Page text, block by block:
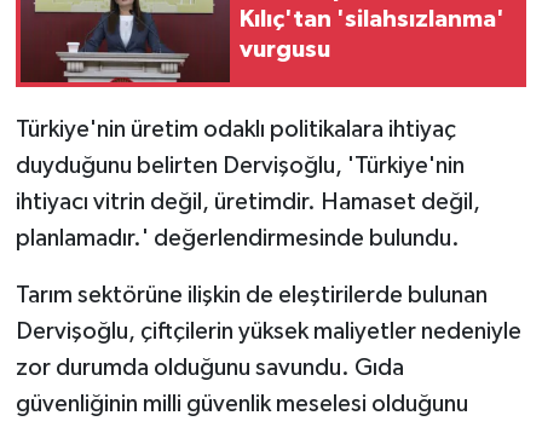
Kılıç'tan 'silahsızlanma'
vurgusu
Türkiye'nin üretim odaklı politikalara ihtiyaç
duyduğunu belirten Dervişoğlu, 'Türkiye'nin
ihtiyacı vitrin değil, üretimdir. Hamaset değil,
planlamadır.' değerlendirmesinde bulundu.
Tarım sektörüne ilişkin de eleştirilerde bulunan
Dervişoğlu, çiftçilerin yüksek maliyetler nedeniyle
zor durumda olduğunu savundu. Gıda
güvenliğinin milli güvenlik meselesi olduğunu